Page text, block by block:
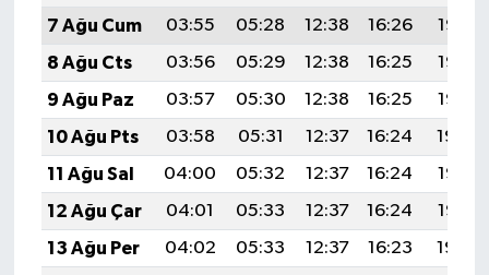
7 Ağu Cum
03:55 05:28 12:38 16:26
19:37
8 Ağu Cts
03:56 05:29 12:38 16:25
19:36
9 Ağu Paz
03:57 05:30 12:38 16:25
19:35
10 Ağu Pts
03:58 05:31 12:37 16:24
19:34
11 Ağu Sal
04:00 05:32 12:37 16:24
19:33
12 Ağu Çar
04:01 05:33 12:37 16:24
19:32
13 Ağu Per
04:02 05:33 12:37 16:23
19:30